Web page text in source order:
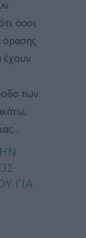
όσοι
όρασης
έχουν
των
ΓΙΑ